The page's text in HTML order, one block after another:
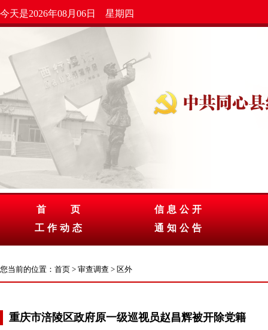
今天是2026年08月06日 星期四
首 页
工作动态
信息公开
通知公告
您当前的位置： 首页 > 审查调查 > 区外
重庆市涪陵区政府原一级巡视员赵昌辉被开除党籍